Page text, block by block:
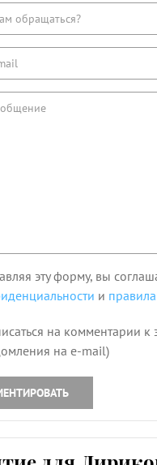
эту форму, вы
и
на комментарии к
на e-mail)